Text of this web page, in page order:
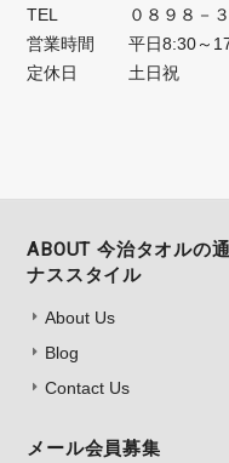
TEL
０８９８－
営業時間
平日8:30～
定休日
土日祝
ABOUT 今治タオルの
ナススタイル
About Us
Blog
Contact Us
メール会員募集